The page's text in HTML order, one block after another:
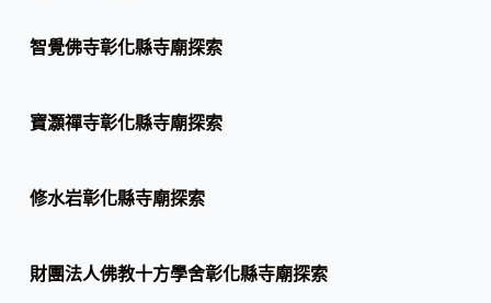
智覺佛寺彰化縣寺廟探索
寶灝禪寺彰化縣寺廟探索
修水岩彰化縣寺廟探索
財團法人佛教十方學舍彰化縣寺廟探索